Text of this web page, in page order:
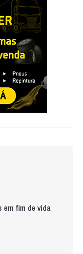
em fim de vida